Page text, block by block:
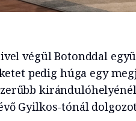
végül Botonddal
pedig húga egy
Gyilkos-tónál